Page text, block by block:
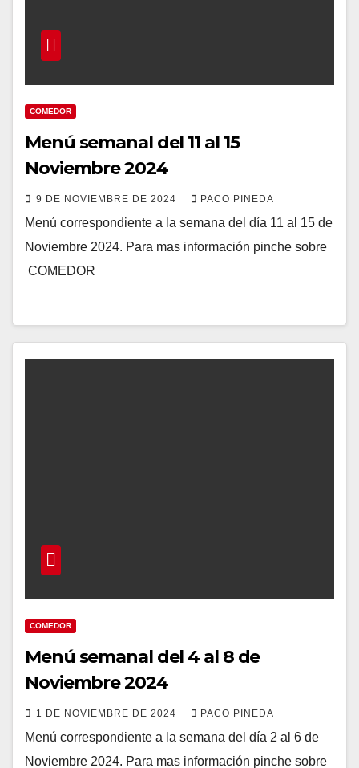
COMEDOR
Menú semanal del 11 al 15
Noviembre 2024
9 DE NOVIEMBRE DE 2024 PACO PINEDA
Menú correspondiente a la semana del día 11 al 15 de
Noviembre 2024. Para mas información pinche sobre
COMEDOR
COMEDOR
Menú semanal del 4 al 8 de
Noviembre 2024
1 DE NOVIEMBRE DE 2024 PACO PINEDA
Menú correspondiente a la semana del día 2 al 6 de
Noviembre 2024. Para mas información pinche sobre